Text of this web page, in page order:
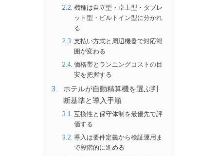
機種は自立型・卓上型・タブレ
ット型・ビルトイン型に分かれ
る
支払い方式と周辺機器で対応範
囲が変わる
価格帯とランニングコストの目
安を把握する
ホテルが自動精算機を選ぶ判
断基準と導入手順
互換性と保守体制を最優先で評
価する
導入は要件定義から検証運用ま
で段階的に進める